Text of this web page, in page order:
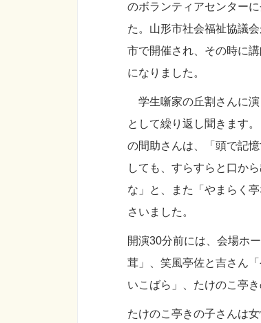
のボランティアセンター
た。山形市社会福祉協議
市で開催され、その時に
になりました。
学生噺家の丘割さんに演
として繰り返し聞きます
の間助さんは、「頭で記
しても、すらすらと口か
な」と、また「やまらく
さいました。
開演30分前には、会場ホ
茸」、笑風亭佐と吉さん
いこばら」、たけのこ亭
たけのこ亭きの子さんは